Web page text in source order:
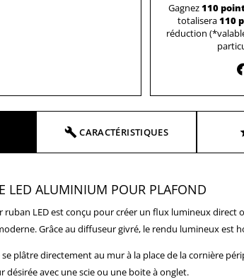
Gagnez110
totalisera110
réduction
CARACTÉRISTIQUES
LED ALUMINIUM POUR PLAFOND
LED est conçu pour créer un flux lumineux
Grâce au diffuseur givré, le rendu lumineux est
plâtre directement au mur à la place de la cornière
désirée avec une scie ou une boite à onglet.